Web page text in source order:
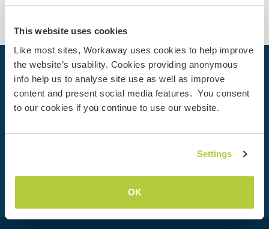
This website uses cookies
Like most sites, Workaway uses cookies to help improve
the website’s usability. Cookies providing anonymous
info help us to analyse site use as well as improve
content and present social media features. You consent
to our cookies if you continue to use our website.
Settings
OK
Tu próxima aventura empieza hoy
Únete hoy mismo a la comunidad de Workaway para
desbloquear experiencias de viaje únicas, con más de 50